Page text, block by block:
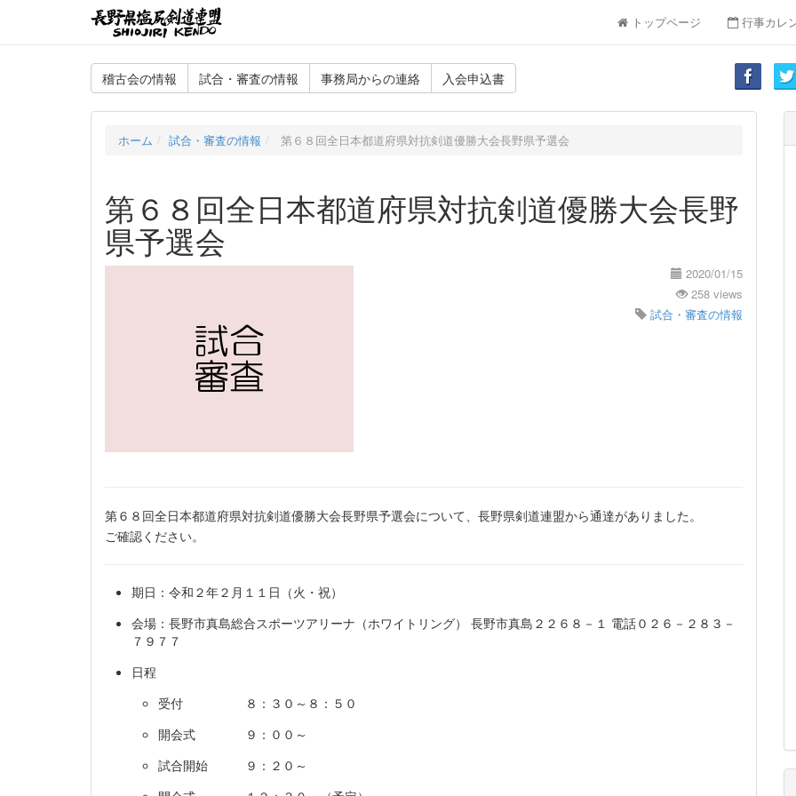
トップページ 行事カレ
稽古会の情報 試合・審査の情報 事務局からの連絡 入会申込書
ホーム 試合・審査の情報 第６８回全日本都道府県対抗剣道優勝大会長野県予選会
第６８回全日本都道府県対抗剣道優勝大会長野
県予選会
2020/01/15
258 views
試合・審査の情報
第６８回全日本都道府県対抗剣道優勝大会長野県予選会について、長野県剣道連盟から通達がありました。
ご確認ください。
期日：令和２年２月１１日（火・祝）
会場：長野市真島総合スポーツアリーナ（ホワイトリング） 長野市真島２２６８－１ 電話０２６－２８３－
７９７７
日程
受付 ８：３０～８：５０
開会式 ９：００～
試合開始 ９：２０～